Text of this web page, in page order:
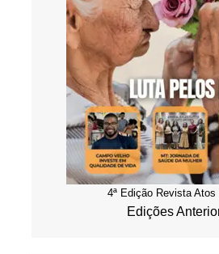
4ª Edição Revista Atos
Edições